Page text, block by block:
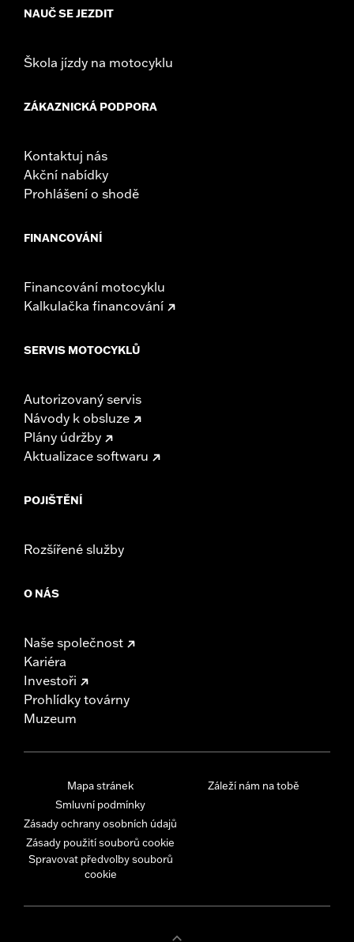
NAUČ SE JEZDIT
Škola jízdy na motocyklu
ZÁKAZNICKÁ PODPORA
Kontaktuj nás
Akční nabídky
Prohlášení o shodě
FINANCOVÁNÍ
Financování motocyklu
Kalkulačka financování
SERVIS MOTOCYKLŮ
Autorizovaný servis
Návody k obsluze
Plány údržby
Aktualizace softwaru
POJIŠTĚNÍ
Rozšířené služby
O NÁS
Naše společnost
Kariéra
Investoři
Prohlídky továrny
Muzeum
Mapa stránek
Smluvní podmínky
Zásady ochrany osobních údajů
Zásady použití souborů cookie
Spravovat předvolby souborů
cookie
Záleží nám na tobě